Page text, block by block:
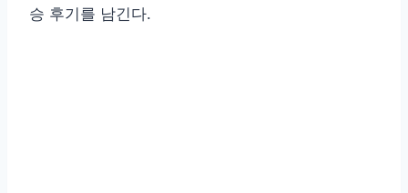
승 후기를 남긴다.